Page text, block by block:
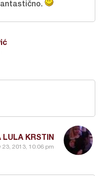
LULA KRSTIN
23, 2013, 10:06 pm